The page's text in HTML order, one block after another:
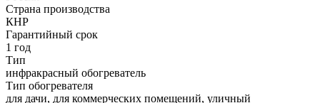
Страна производства
КНР
Гарантийный срок
1 год
Тип
инфракрасный обогреватель
Тип обогревателя
для дачи, для коммерческих помещений, уличный